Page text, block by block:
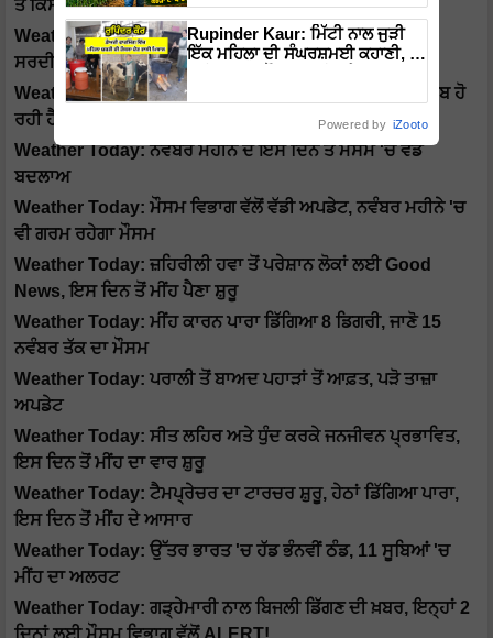
ਤੋਂ ਕਿਸਾਨ ਚਿੰਤਿਤ
Weather Today: ਮੌਸਮ ਵਿਭਾਗ ਦੀ ਤਾਜ਼ਾ ਰਿਪੋਰਟ, ਮੌਨਸੂਨ ਵਾਂਗ
ਸਰਦੀ ਵੀ ਤੋੜੇਗੀ ਪਿਛਲੇ ਰਿਕਾਰਡ
Weather Today: ਧੂੰਏਂ ਨਾਲ ਘੁੱਟ ਰਿਹੈ ਉੱਤਰ ਭਾਰਤ ਦਾ ਦਮ, ਖਰਾਬ ਹੋ
ਰਹੀ ਹੈ ਸ਼ਹਿਰਾਂ ਦੀ ਹਵਾ
Weather Today: ਨਵੰਬਰ ਮਹੀਨੇ ਦੇ ਇਸ ਦਿਨ ਤੋਂ ਮੌਸਮ 'ਚ ਵੱਡੇ
ਬਦਲਾਅ
Weather Today: ਮੌਸਮ ਵਿਭਾਗ ਵੱਲੋਂ ਵੱਡੀ ਅਪਡੇਟ, ਨਵੰਬਰ ਮਹੀਨੇ 'ਚ
ਵੀ ਗਰਮ ਰਹੇਗਾ ਮੌਸਮ
Weather Today: ਜ਼ਹਿਰੀਲੀ ਹਵਾ ਤੋਂ ਪਰੇਸ਼ਾਨ ਲੋਕਾਂ ਲਈ Good
News, ਇਸ ਦਿਨ ਤੋਂ ਮੀਂਹ ਪੈਣਾ ਸ਼ੁਰੂ
Weather Today: ਮੀਂਹ ਕਾਰਨ ਪਾਰਾ ਡਿੱਗਿਆ 8 ਡਿਗਰੀ, ਜਾਣੋ 15
ਨਵੰਬਰ ਤੱਕ ਦਾ ਮੌਸਮ
Weather Today: ਪਰਾਲੀ ਤੋਂ ਬਾਅਦ ਪਹਾੜਾਂ ਤੋਂ ਆਫ਼ਤ, ਪੜੋ ਤਾਜ਼ਾ
ਅਪਡੇਟ
Weather Today: ਸੀਤ ਲਹਿਰ ਅਤੇ ਧੁੰਦ ਕਰਕੇ ਜਨਜੀਵਨ ਪ੍ਰਭਾਵਿਤ,
ਇਸ ਦਿਨ ਤੋਂ ਮੀਂਹ ਦਾ ਵਾਰ ਸ਼ੁਰੂ
Weather Today: ਟੈਮਪ੍ਰੇਚਰ ਦਾ ਟਾਰਚਰ ਸ਼ੁਰੂ, ਹੇਠਾਂ ਡਿੱਗਿਆ ਪਾਰਾ,
ਇਸ ਦਿਨ ਤੋਂ ਮੀਂਹ ਦੇ ਆਸਾਰ
Weather Today: ਉੱਤਰ ਭਾਰਤ 'ਚ ਹੱਡ ਭੰਨਵੀਂ ਠੰਡ, 11 ਸੂਬਿਆਂ 'ਚ
ਮੀਂਹ ਦਾ ਅਲਰਟ
Weather Today: ਗੜ੍ਹੇਮਾਰੀ ਨਾਲ ਬਿਜਲੀ ਡਿੱਗਣ ਦੀ ਖ਼ਬਰ, ਇਨ੍ਹਾਂ 2
Rupinder Kaur: ਮਿੱਟੀ ਨਾਲ ਜੁੜੀ
ਇੱਕ ਮਹਿਲਾ ਦੀ ਸੰਘਰਸ਼ਮਈ ਕਹਾਣੀ, ਜੋ
Powered by iZooto